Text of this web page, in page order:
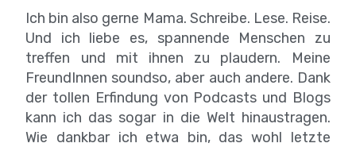
Ich bin also gerne Mama. Schreibe. Lese. Reise.
Und ich liebe es, spannende Menschen zu
treffen und mit ihnen zu plaudern. Meine
FreundInnen soundso, aber auch andere. Dank
der tollen Erfindung von Podcasts und Blogs
kann ich das sogar in die Welt hinaustragen.
Wie dankbar ich etwa bin, das wohl letzte